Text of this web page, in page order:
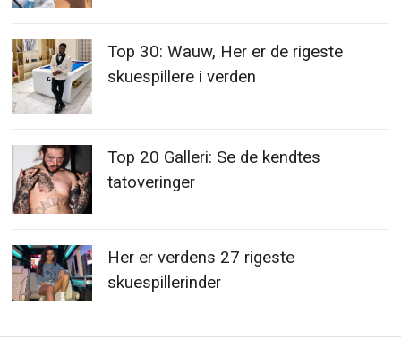
Top 30: Wauw, Her er de rigeste
skuespillere i verden
Top 20 Galleri: Se de kendtes
tatoveringer
Her er verdens 27 rigeste
skuespillerinder